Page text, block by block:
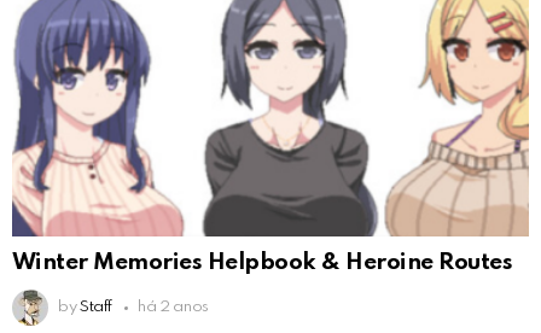
Winter Memories Helpbook & Heroine Routes
by Staff há 2 anos